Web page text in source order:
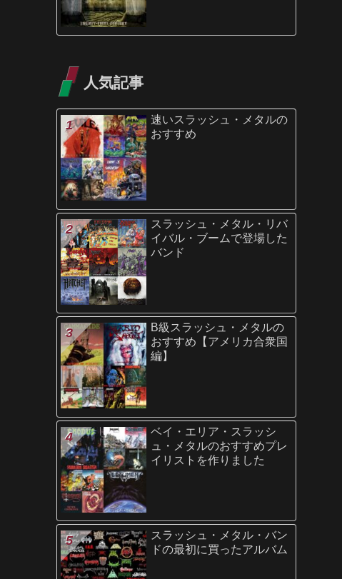
人気記事
速いスラッシュ・メタルの
おすすめ
スラッシュ・メタル・リバ
イバル・ブームで登場した
バンド
B級スラッシュ・メタルの
おすすめ【アメリカ合衆国
編】
ベイ・エリア・スラッシ
ュ・メタルのおすすめプレ
イリストを作りました
スラッシュ・メタル・バン
ドの最初に買ったアルバム